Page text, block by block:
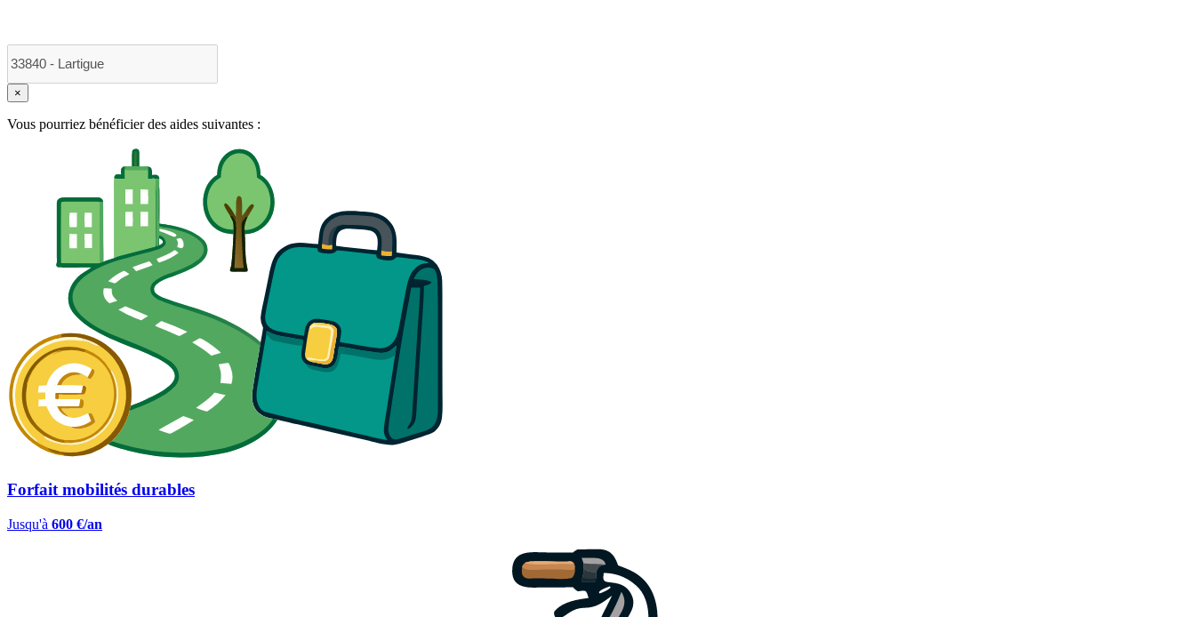
×
Vous pourriez bénéficier des aides suivantes :
Forfait mobilités durables
Jusqu'à 600 €/an